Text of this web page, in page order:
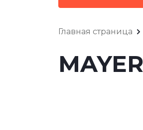
Главная страница